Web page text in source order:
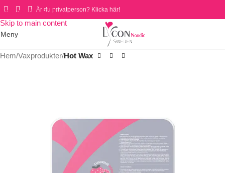
Skip to navigation
Skip to main content
Är du privatperson? Klicka här!
Meny
Hem Vaxprodukter Hot Wax